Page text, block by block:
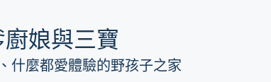
娘與三寶
什麼都愛體驗的野孩子之家